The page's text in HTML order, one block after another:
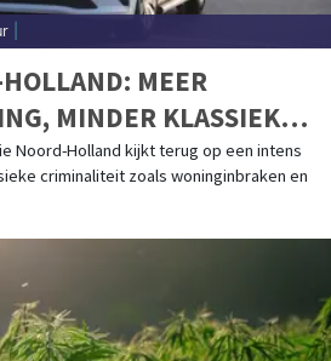
MEER
MINDER KLASSIEKE
Noord-Holland kijkt terug op een intens
criminaliteit zoals woninginbraken en